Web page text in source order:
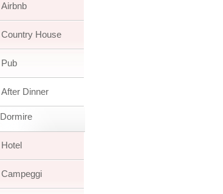
Airbnb
Country House
Pub
After Dinner
Dormire
Hotel
Campeggi